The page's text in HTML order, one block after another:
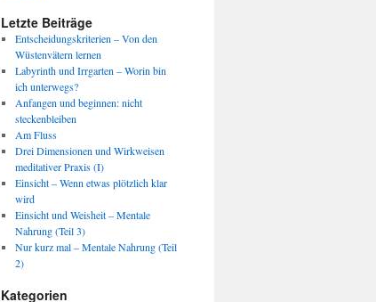
Letzte Beiträge
Entscheidungskriterien – Von den
Wüstenvätern lernen
Labyrinth und Irrgarten – Worin bin
ich unterwegs?
Anfangen und beginnen: nicht
steckenbleiben
Am Fluss
Drei Dimensionen und Wirkweisen
meditativer Praxis (I)
Einsicht – Wenn etwas plötzlich klar
wird
Einsicht und Weisheit – Mentale
Nahrung (Teil 3)
Nur kurz mal – Mentale Nahrung (Teil
2)
Kategorien